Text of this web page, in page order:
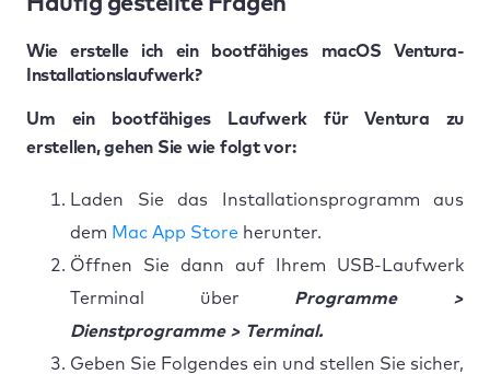
Wie erstelle ich ein bootfähiges macOS Ventura-
Installationslaufwerk?
Um ein bootfähiges Laufwerk für Ventura zu
erstellen, gehen Sie wie folgt vor:
Laden Sie das Installationsprogramm aus
dem Mac App Store herunter.
Öffnen Sie dann auf Ihrem USB-Laufwerk
Terminal über Programme >
Dienstprogramme > Terminal.
Geben Sie Folgendes ein und stellen Sie sicher,